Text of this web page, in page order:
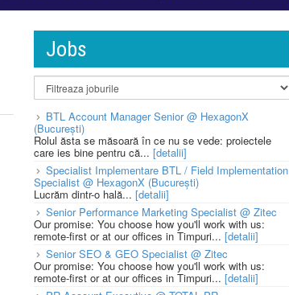
Jobs
BTL Account Manager Senior @ HexagonX
(București)
Rolul ăsta se măsoară în ce nu se vede: proiectele
care ies bine pentru că... [detalii]
Specialist Implementare BTL / Field Implementation
Specialist @ HexagonX (București)
Lucrăm dintr-o hală... [detalii]
Senior Performance Marketing Specialist @ Zitec
Our promise: You choose how you'll work with us:
remote-first or at our offices in Timpuri... [detalii]
Senior SEO & GEO Specialist @ Zitec
Our promise: You choose how you'll work with us:
remote-first or at our offices in Timpuri... [detalii]